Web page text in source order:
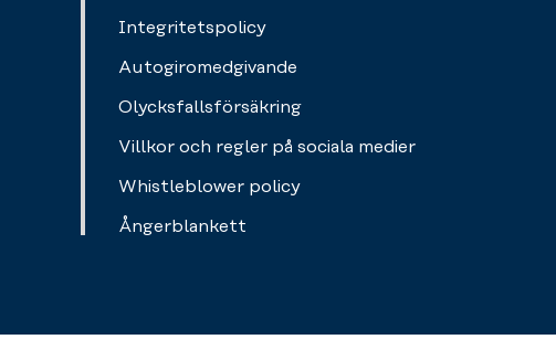
Integritetspolicy
Autogiromedgivande
Olycksfallsförsäkring
Villkor och regler på sociala medier
Whistleblower policy
Ångerblankett